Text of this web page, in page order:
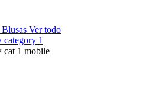
Blusas Ver todo